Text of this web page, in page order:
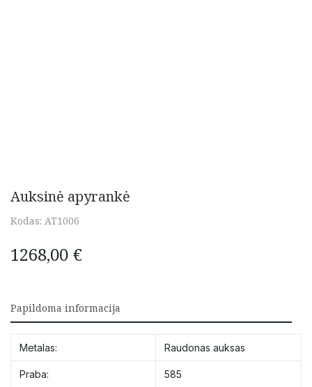
Auksinė apyrankė
Kodas: AT1006
1268,00 €
Papildoma informacija
Metalas: Raudonas auksas
Praba: 585